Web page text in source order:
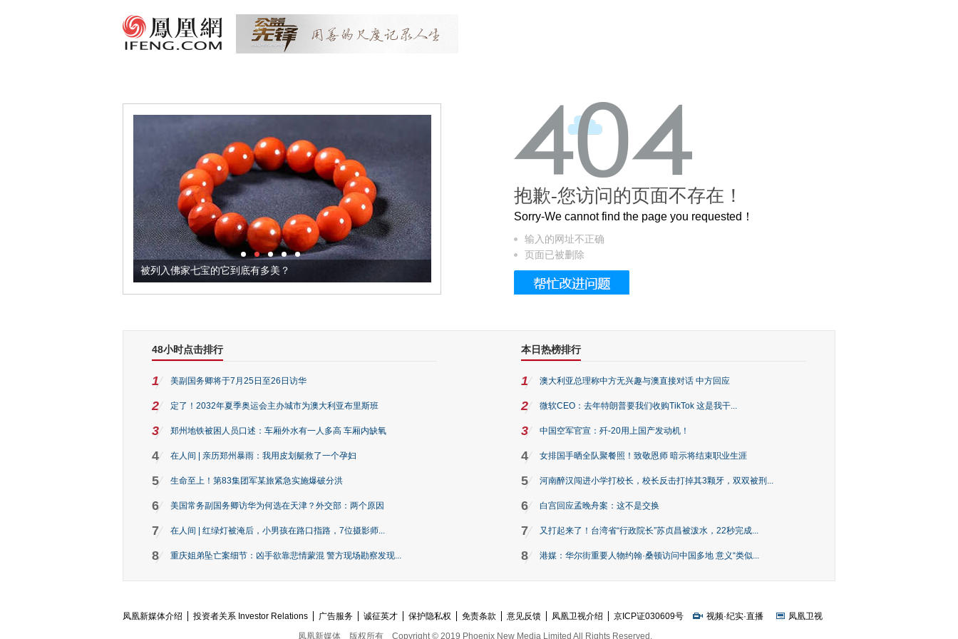
被列入佛家七宝的它到底有多美？ 这个3.2米的长卷，还原了600岁的紫禁城
抱歉-您访问的页面不存在！
Sorry-We cannot find the page you requested！
输入的网址不正确
页面已被删除
48小时点击排行
1 美副国务卿将于7月25日至26日访华
2 定了！2032年夏季奥运会主办城市为澳大利亚布里斯班
3 郑州地铁被困人员口述：车厢外水有一人多高 车厢内缺氧
4 在人间 | 亲历郑州暴雨：我用皮划艇救了一个孕妇
5 生命至上！第83集团军某旅紧急实施爆破分洪
6 美国常务副国务卿访华为何选在天津？外交部：两个原因
7 在人间 | 红绿灯被淹后，小男孩在路口指路，7位摄影师...
8 重庆姐弟坠亡案细节：凶手欲靠悲情蒙混 警方现场勘察发现...
本日热榜排行
1 澳大利亚总理称中方无兴趣与澳直接对话 中方回应
2 微软CEO：去年特朗普要我们收购TikTok 这是我干...
3 中国空军官宣：歼-20用上国产发动机！
4 女排国手晒全队聚餐照！致敬恩师 暗示将结束职业生涯
5 河南醉汉闯进小学打校长，校长反击打掉其3颗牙，双双被刑...
6 白宫回应孟晚舟案：这不是交换
7 又打起来了！台湾省“行政院长”苏贞昌被泼水，22秒完成...
8 港媒：华尔街重要人物约翰·桑顿访问中国多地 意义“类似...
凤凰新媒体介绍 投资者关系 Investor Relations 广告服务 诚征英才 保护隐私权 免责条款 意见反馈 凤凰卫视介绍 京ICP证030609号 视频·纪实·直播
凤凰卫视
凤凰新媒体
版权所有 Copyright © 2019 Phoenix New Media Limited All Rights Reserved.